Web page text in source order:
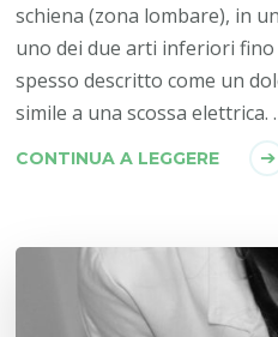
schiena (zona lombare), in
uno dei due arti inferiori fino
spesso descritto come un
simile a una scossa elettrica.
CONTINUA A LEGGERE